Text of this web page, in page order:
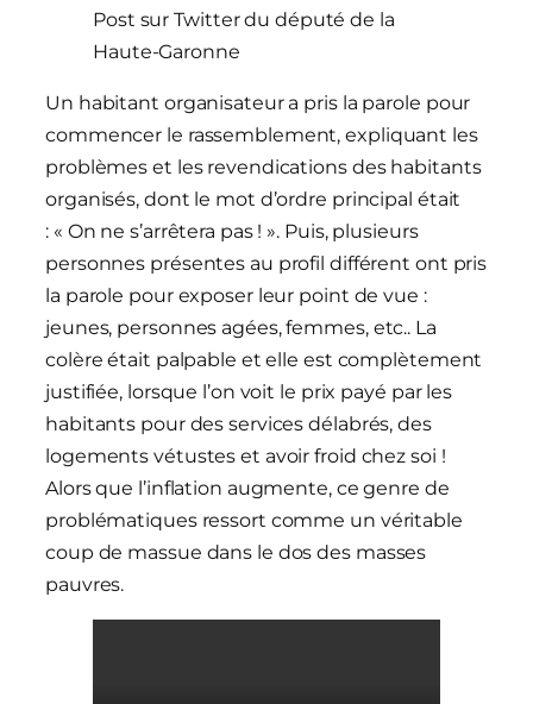
Post sur Twitter du député de la
Haute-Garonne
Un habitant organisateur a pris la parole pour
commencer le rassemblement, expliquant les
problèmes et les revendications des habitants
organisés, dont le mot d’ordre principal était
: « On ne s’arrêtera pas ! ». Puis, plusieurs
personnes présentes au profil différent ont pris
la parole pour exposer leur point de vue :
jeunes, personnes agées, femmes, etc.. La
colère était palpable et elle est complètement
justifiée, lorsque l’on voit le prix payé par les
habitants pour des services délabrés, des
logements vétustes et avoir froid chez soi !
Alors que l’inflation augmente, ce genre de
problématiques ressort comme un véritable
coup de massue dans le dos des masses
pauvres.